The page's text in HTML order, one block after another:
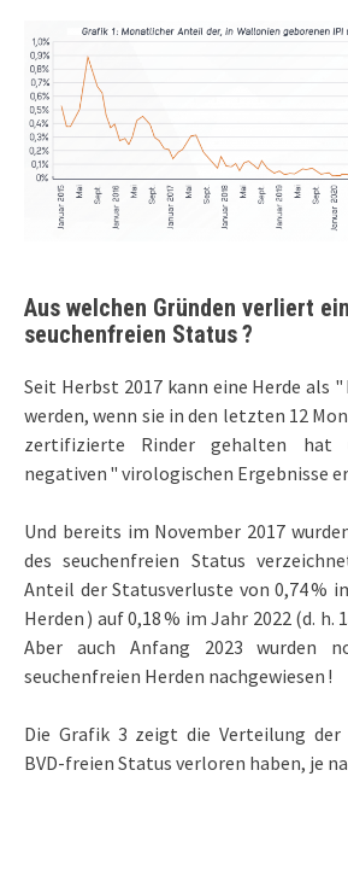
Aus welchen Gründen verliert
seuchenfreien Status ?
Seit Herbst 2017 kann eine Herde als
werden, wenn sie in den letzten 12
zertifizierte Rinder gehalten hat
negativen " virologischen Ergebnisse
Und bereits im November 2017
des seuchenfreien Status
Anteil der Statusverluste von 0,74 %
Herden ) auf 0,18 % im Jahr 2022 (d. h.
Aber auch Anfang 2023 wurden
seuchenfreien Herden nachgewiesen !
Die Grafik 3 zeigt die Verteilung der
BVD-freien Status verloren haben, je